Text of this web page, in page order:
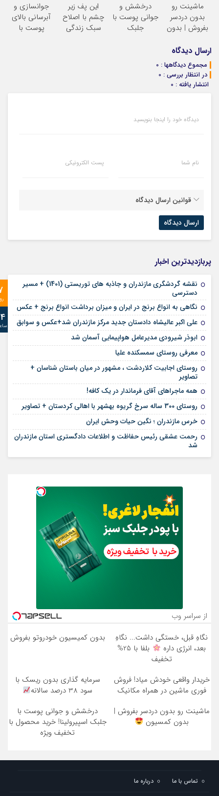
بلفا با 25%
تخفیف
مکانیک
ماشینت رو
بدون دردسر
بفروش | بدون
درخشش و
جوانی پوست با
جلبک
این پف زیر
چشم با اصلاح
سبک زندگی
جوانسازی و
آبرسانی بالای
پوست با
ارسال دیدگاه
مجموع دیدگاهها : 0
در انتظار بررسی : 0
انتشار یافته : 0
دیدگاه خود را اینجا بنویسید
نام شما پست الکترونیکی
قوانین ارسال دیدگاه
پربازدیدترین اخبار
نقشه گردشگری مازندران و جاذبه های توریستی (1401) + مسیر
دسترسی
نگاهی به انواع برنج در ایران و میزان برداشت انواع برنج + عکس
علی‌ اکبر عالیشاه دادستان جدید مرکز مازندران شد+عکس و سوابق
ابوذر شیرودی مدیرعامل هواپیمایی آسمان شد
معرفی روستای سمسکنده علیا
روستای اجابیت کلاردشت ، مشهور در میان باستان شناسان +
تصاویر
همه ماجراهای آقای فرماندار در یک کافه!
روستای 300 ساله سرخ ‌گریوه بهشهر با اهالی کردستان + تصاویر
خرس مازندران ؛ نگین حیات وحش ایران
رحمت عشقی رئیس حفاظت و اطلاعات دادگستری استان مازندران
شد
از سراسر وب
نگاهِ قبل، خستگی داشت... نگاهِ
بعد، انرژی داره
بلفا با 25%
تخفیف
بدون کمیسیون خودروتو بفروش
خریدار واقعی خودش میاد! فروش
فوری ماشین در همراه مکانیک
سرمایه گذاری بدون ریسک با
سود 38 درصد سالانه
ماشینت رو بدون دردسر بفروش |
بدون کمسیون
درخشش و جوانی پوست با
جلبک اسپیرولینا! خرید محصول با
تخفیف ویژه
تماس با ما درباره ما